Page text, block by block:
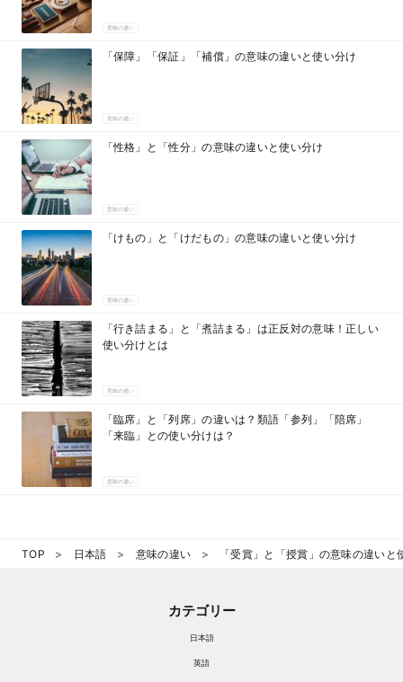
意味の違い
「保障」「保証」「補償」の意味の違いと使い分け
意味の違い
「性格」と「性分」の意味の違いと使い分け
意味の違い
「けもの」と「けだもの」の意味の違いと使い分け
意味の違い
「行き詰まる」と「煮詰まる」は正反対の意味！正しい
使い分けとは
意味の違い
「臨席」と「列席」の違いは？類語「参列」「陪席」
「来臨」との使い分けは？
意味の違い
TOP 日本語 意味の違い 「受賞」と「授賞」の意味の違いと
カテゴリー
日本語
英語